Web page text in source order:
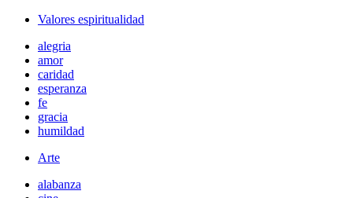
Valores espiritualidad
alegria
amor
caridad
esperanza
fe
gracia
humildad
Arte
alabanza